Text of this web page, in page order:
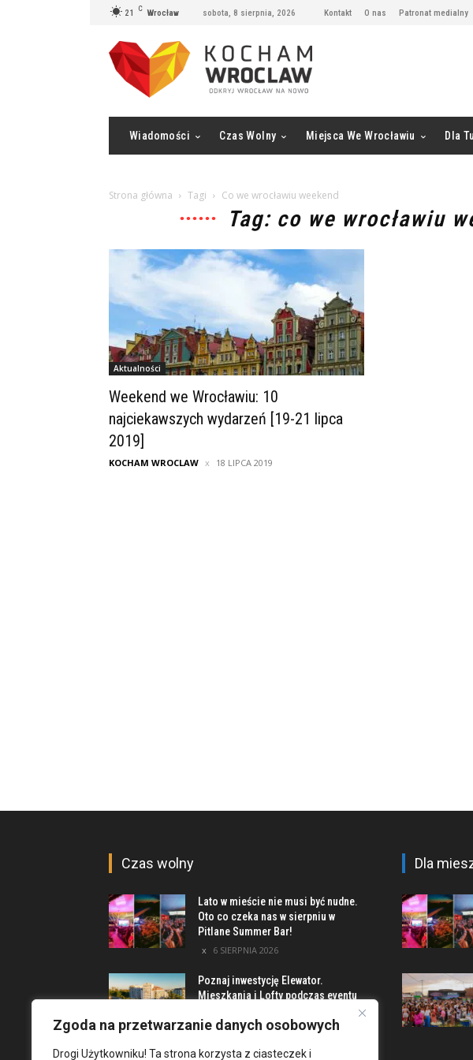
Zgoda na przetwarzanie danych osobowych
Drogi Użytkowniku! Ta strona korzysta z ciasteczek i
21 C Wrocław sobota, 8 sierpnia, 2026 Kontakt O nas Patronat medialny
Wiadomości Czas Wolny Miejsca We Wrocławiu Dla
Strona główna Tagi Co we wrocławiu weekend
Tag: co we wrocławiu
Aktualności
Weekend we Wrocławiu: 10
najciekawszych wydarzeń [19-21 lipca
2019]
KOCHAM WROCLAW 18 LIPCA 2019
Czas wolny
Lato w mieście nie musi być nudne.
Oto co czeka nas w sierpniu w
Pitlane Summer Bar!
6 SIERPNIA 2026
Poznaj inwestycję Elewator.
Mieszkania i Lofty podczas eventu
5 SIERPNIA 2026
Dla